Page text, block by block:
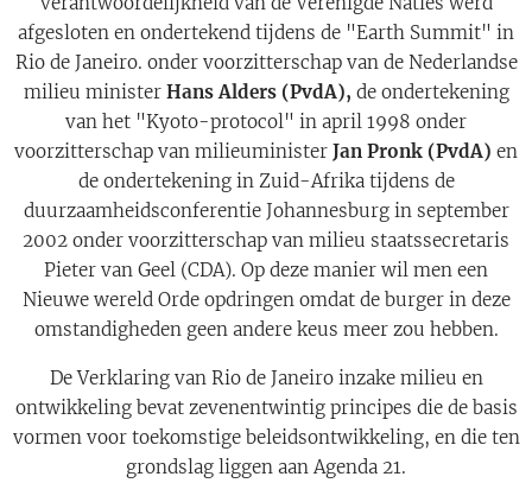
afgesloten en ondertekend tijdens de "Earth Summit" in
Rio de Janeiro. onder voorzitterschap van de Nederlandse
milieu minister Hans Alders (PvdA), de ondertekening
van het "Kyoto-protocol" in april 1998 onder
voorzitterschap van milieuminister Jan Pronk (PvdA) en
de ondertekening in Zuid-Afrika tijdens de
duurzaamheidsconferentie Johannesburg in september
2002 onder voorzitterschap van milieu staatssecretaris
Pieter van Geel (CDA). Op deze manier wil men een
Nieuwe wereld Orde opdringen omdat de burger in deze
omstandigheden geen andere keus meer zou hebben.
De Verklaring van Rio de Janeiro inzake milieu en
ontwikkeling bevat zevenentwintig principes die de basis
vormen voor toekomstige beleidsontwikkeling, en die ten
grondslag liggen aan Agenda 21.